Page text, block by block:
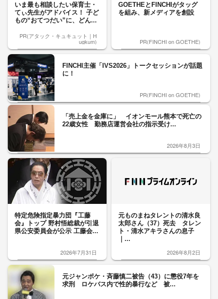
いま最も相談したい保育士・
てぃ先生がアドバイス！ 子ど
もの“おてつだい”に、どん...
PR(アタック・キュキュット｜H
ugkum)
GOETHEとFINCHIがタッグ
を組み、新メディアを創設
PR(FINCHI on GOETHE)
FINCHI主催「IVS2026」トークセッションが話題
に！
PR(FINCHI on GOETHE)
「売上金を金庫に」 イオンモール熊本で死亡の
22歳女性 勤務店運営会社の指示受け...
2026年8月3日
特定危険指定暴力団『工藤
会』トップ 野村悟総裁が引退
県公安委員会が公示 工藤会...
2026年7月31日
元ものまねタレントの清水良
太郎さん（37）死去 タレン
ト・清水アキラさんの息子
｜...
2026年8月2日
元ジャンポケ・斉藤慎二被告（43）に懲役7年を
求刑 ロケバス内で性的暴行など 被...